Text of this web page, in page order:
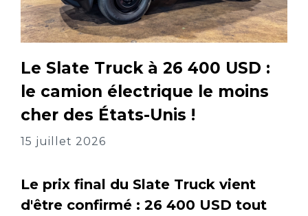
Le Slate Truck à 26 400 USD :
le camion électrique le moins
cher des États-Unis !
15 juillet 2026
Le prix final du Slate Truck vient
d'être confirmé : 26 400 USD tout